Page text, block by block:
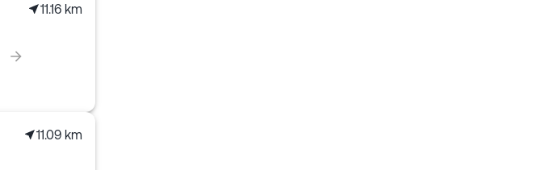
11.16 km
11.09 km